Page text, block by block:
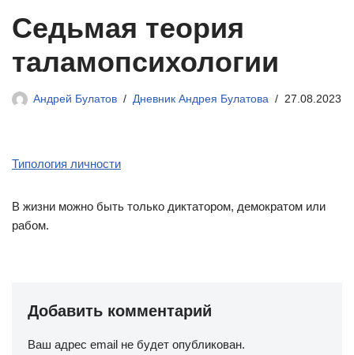
Седьмая теория
таламопсихологии
Андрей Булатов Дневник Андрея Булатова 27.08.2023
Типология личности
В жизни можно быть только диктатором, демократом или
рабом.
Добавить комментарий
Ваш адрес email не будет опубликован.